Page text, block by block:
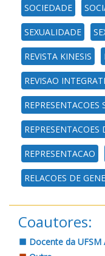
SOCIEDADE
SEXUALIDADE
REVISTA KINESIS
REVISAO
REPRESENTACOES
REPRESENTACOES
REPRESENTACAO
RELACOES DE
Coautores:
Docente da UFSM